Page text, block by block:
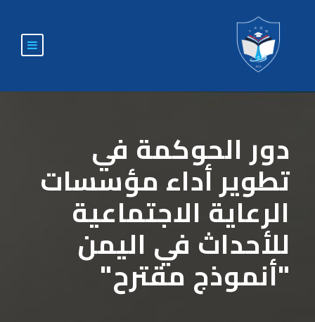
دور الحوكمة في
تطوير أداء مؤسسات
الرعاية الاجتماعية
للأحداث في اليمن
"أنموذج مقترح"